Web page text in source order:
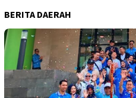
BERITA DAERAH